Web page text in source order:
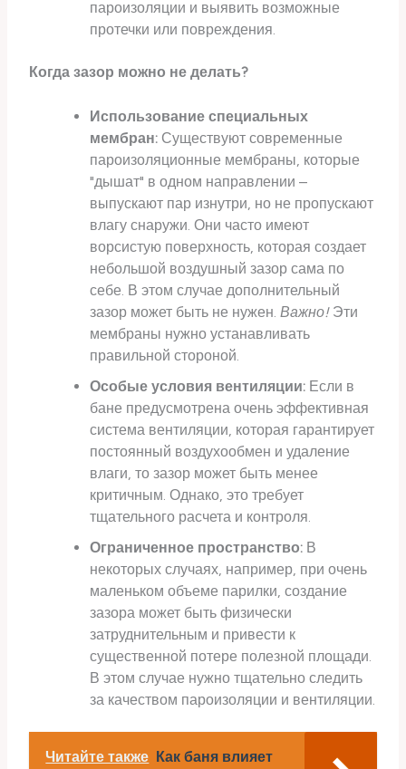
пароизоляции и выявить возможные
протечки или повреждения.
Когда зазор можно не делать?
Использование специальных
мембран:Существуют современные
пароизоляционные мембраны, которые
"дышат" в одном направлении –
выпускают пар изнутри, но не пропускают
влагу снаружи. Они часто имеют
ворсистую поверхность, которая создает
небольшой воздушный зазор сама по
себе. В этом случае дополнительный
зазор может быть не нужен. Важно!Эти
мембраны нужно устанавливать
правильной стороной.
Особые условия вентиляции:Если в
бане предусмотрена очень эффективная
система вентиляции, которая гарантирует
постоянный воздухообмен и удаление
влаги, то зазор может быть менее
критичным. Однако, это требует
тщательного расчета и контроля.
Ограниченное пространство:В
некоторых случаях, например, при очень
маленьком объеме парилки, создание
зазора может быть физически
затруднительным и привести к
существенной потере полезной площади.
В этом случае нужно тщательно следить
за качеством пароизоляции и вентиляции.
Читайте также Как баня влияет